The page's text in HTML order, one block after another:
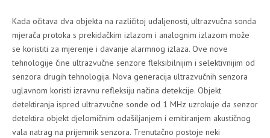
Kada očitava dva objekta na različitoj udaljenosti, ultrazvučna sonda
mjerača protoka s prekidačkim izlazom i analognim izlazom može
se koristiti za mjerenje i davanje alarmnog izlaza. Ove nove
tehnologije čine ultrazvučne senzore fleksibilnijim i selektivnijim od
senzora drugih tehnologija. Nova generacija ultrazvučnih senzora
uglavnom koristi izravnu refleksiju načina detekcije. Objekt
detektiranja ispred ultrazvučne sonde od 1 MHz uzrokuje da senzor
detektira objekt djelomičnim odašiljanjem i emitiranjem akustičnog
vala natrag na prijemnik senzora. Trenutačno postoje neki